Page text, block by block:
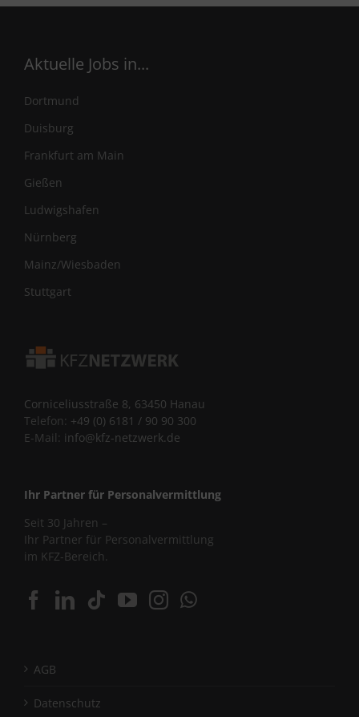
Aktuelle Jobs in...
Dortmund
Duisburg
Frankfurt am Main
Gießen
Ludwigshafen
Nürnberg
Mainz/Wiesbaden
Stuttgart
Corniceliusstraße 8, 63450 Hanau
Telefon: +49 (0) 6181 / 90 90 300
E-Mail: info@kfz-netzwerk.de
Ihr Partner für Personalvermittlung
Seit 30 Jahren –
Ihr Partner für Personalvermittlung
im KFZ-Bereich.
AGB
Datenschutz